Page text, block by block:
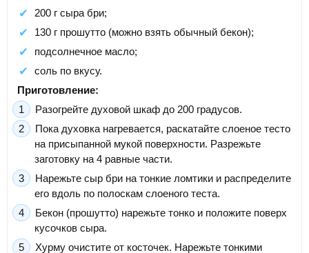
200 г сыра бри;
130 г прошутто (можно взять обычный бекон);
подсолнечное масло;
соль по вкусу.
Приготовление:
Разогрейте духовой шкаф до 200 градусов.
Пока духовка нагревается, раскатайте слоеное тесто
на присыпанной мукой поверхности. Разрежьте
заготовку на 4 равные части.
Нарежьте сыр бри на тонкие ломтики и распределите
его вдоль по полоскам слоеного теста.
Бекон (прошутто) нарежьте тонко и положите поверх
кусочков сыра.
Хурму очистите от косточек. Нарежьте тонкими